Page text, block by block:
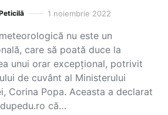
1 noiembrie 2022
nu este un
care să poată duce la
unui orar excepțional, potrivit
de cuvânt al Ministerului
Corina Popa. Aceasta a declarat
că…